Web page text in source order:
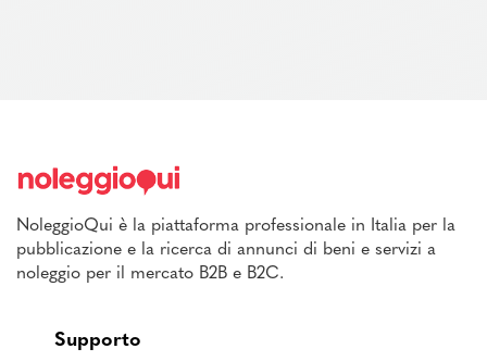
NoleggioQui è la piattaforma professionale in Italia per la
pubblicazione e la ricerca di annunci di beni e servizi a
noleggio per il mercato B2B e B2C.
Supporto